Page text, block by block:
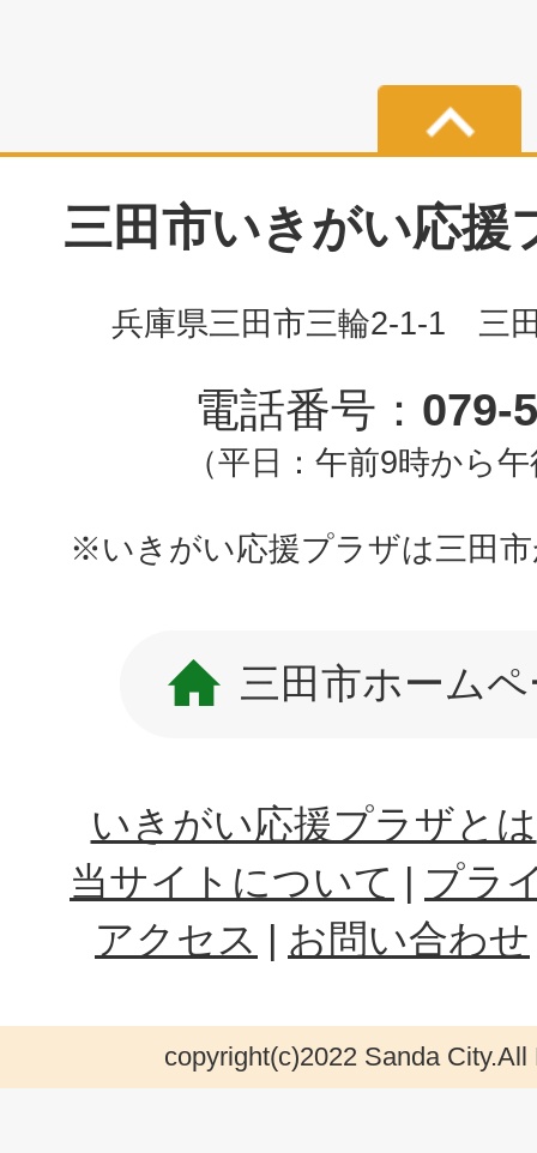
三田市いきがい応援
兵庫県三田市三輪2-1-1 三
電話番号： 079-
（平日：午前9時から
※いきがい応援プラザは三田
三田市ホーム
いきがい応援プラザとは
当サイトについて
プラ
アクセス
お問い合わせ
copyright(c)2022 Sanda